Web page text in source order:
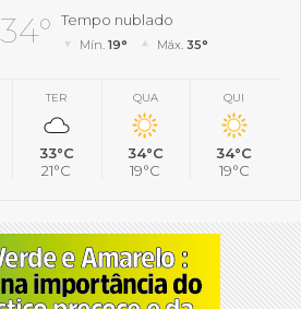
34° Tempo nublado
Mín.19° Máx. 35°
TER
33°C
21°C
QUA
34°C
19°C
QUI
34°C
19°C